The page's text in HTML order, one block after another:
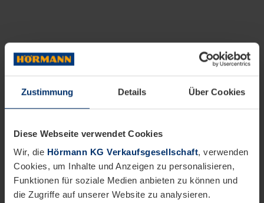
Zustimmung Details Über Cookies
Diese Webseite verwendet Cookies
Wir, die Hörmann KG Verkaufsgesellschaft, verwenden
Cookies, um Inhalte und Anzeigen zu personalisieren,
Funktionen für soziale Medien anbieten zu können und
die Zugriffe auf unserer Website zu analysieren.